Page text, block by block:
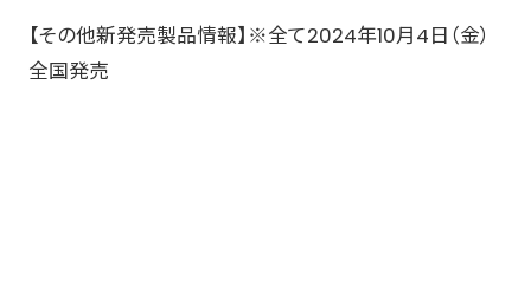
【その他新発売製品情報】※全て2024年10月4日（金）
全国発売